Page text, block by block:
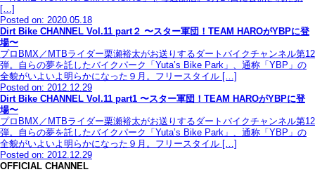
[…]
Posted on: 2020.05.18
Dirt Bike CHANNEL Vol.11 part２ 〜スター軍団！TEAM HAROがYBPに登
場〜
プロBMX／MTBライダー栗瀬裕太がお送りするダートバイクチャンネル第12
弾。自らの夢を託したバイクパーク「Yuta’s Bike Park」、通称「YBP」の
全貌がいよいよ明らかになった９月。フリースタイル […]
Posted on: 2012.12.29
Dirt Bike CHANNEL Vol.11 part1 〜スター軍団！TEAM HAROがYBPに登
場〜
プロBMX／MTBライダー栗瀬裕太がお送りするダートバイクチャンネル第12
弾。自らの夢を託したバイクパーク「Yuta’s Bike Park」、通称「YBP」の
全貌がいよいよ明らかになった９月。フリースタイル […]
Posted on: 2012.12.29
OFFICIAL CHANNEL